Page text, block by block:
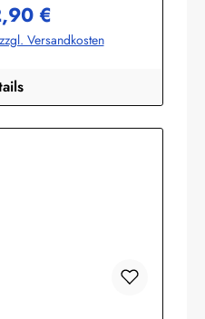
Seitentaschen100%
und angenehm auf der
aus Sicherheitsgründen ein
Herstellerinformationen:AS
Str. 1226409
bekleidung.de
Preis:
€
Versandkosten